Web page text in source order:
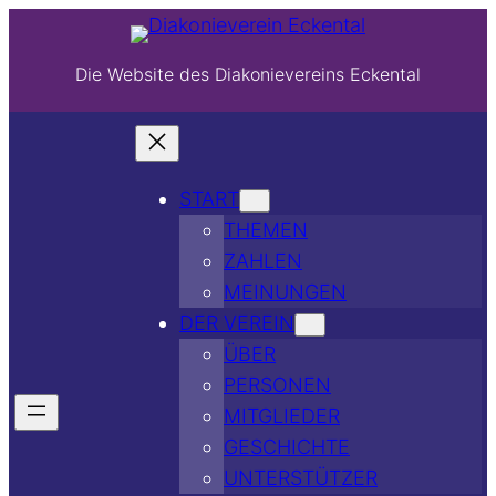
Die Website des Diakonievereins Eckental
START
THEMEN
ZAHLEN
MEINUNGEN
DER VEREIN
ÜBER
PERSONEN
MITGLIEDER
GESCHICHTE
UNTERSTÜTZER